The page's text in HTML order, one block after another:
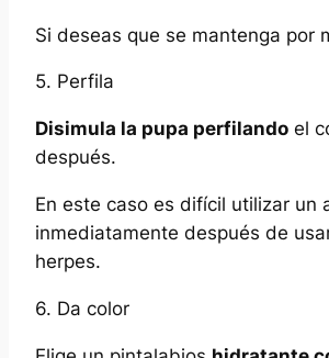
Si deseas que se mantenga por
5. Perfila
Disimula la pupa perfilando el
después.
En este caso es difícil utilizar un
inmediatamente después de
herpes.
6. Da color